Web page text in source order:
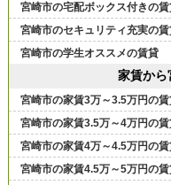
宮崎市の宅配ボックス付きの賃
宮崎市のセキュリティ充実の賃
宮崎市の学生オススメの賃貸
家賃から
宮崎市の家賃3万～3.5万円の賃
宮崎市の家賃3.5万～4万円の賃
宮崎市の家賃4万～4.5万円の賃
宮崎市の家賃4.5万～5万円の賃